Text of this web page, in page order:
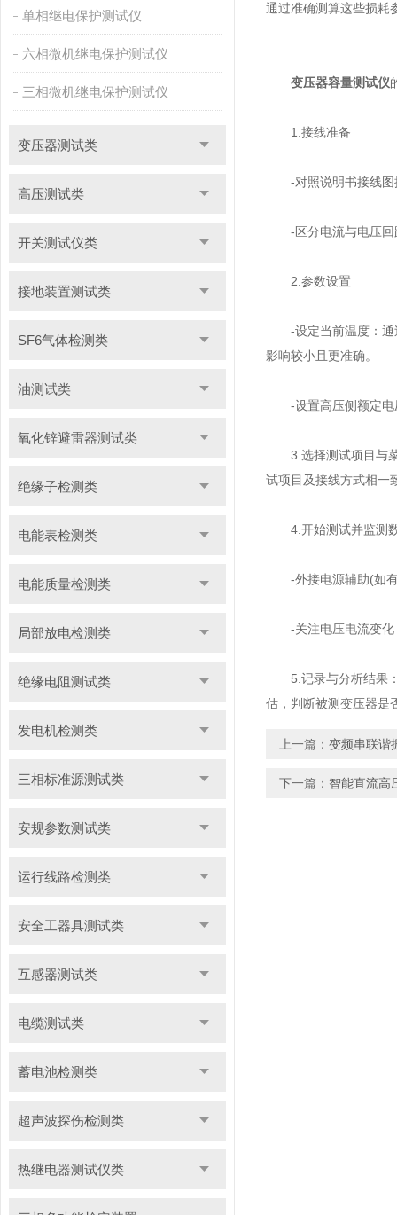
单相继电保护测试仪
六相微机继电保护测试仪
三相微机继电保护测试仪
变压器测试类
高压测试类
开关测试仪类
接地装置测试类
SF6气体检测类
油测试类
氧化锌避雷器测试类
绝缘子检测类
电能表检测类
电能质量检测类
局部放电检测类
绝缘电阻测试类
发电机检测类
三相标准源测试类
安规参数测试类
运行线路检测类
安全工器具测试类
互感器测试类
电缆测试类
蓄电池检测类
超声波探伤检测类
热继电器测试仪类
通过准确测算这些损耗
变压器容量测试仪
1.接线准备
-对照说明书接线图操
-区分电流与电压回路
2.参数设置
-设定当前温度：通过
影响较小且更准确。
-设置高压侧额定电压
3.选择测试项目与菜
试项目及接线方式相一
4.开始测试并监测
-外接电源辅助(如有
-关注电压电流变化：
5.记录与分析结果：
估，判断被测变压器是
上一篇： 变频串联谐
下一篇： 智能直流高